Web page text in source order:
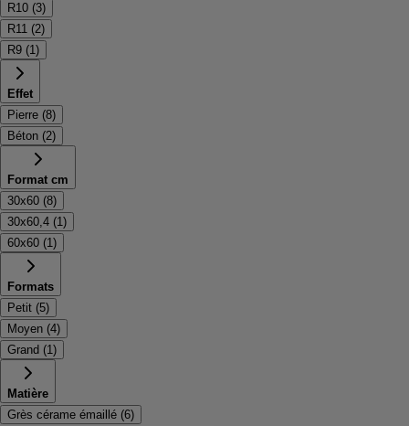
R10 (3)
R11 (2)
R9 (1)
Effet
Pierre (8)
Béton (2)
Format cm
30x60 (8)
30x60,4 (1)
60x60 (1)
Formats
Petit (5)
Moyen (4)
Grand (1)
Matière
Grès cérame émaillé (6)